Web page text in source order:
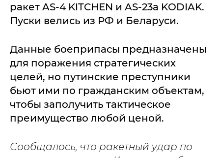
ракет AS-4 KITCHEN и AS-23a KODIAK.
Пуски велись из РФ и Беларуси.
Данные боеприпасы предназначены
для поражения стратегических
целей, но путинские преступники
бьют ими по гражданским объектам,
чтобы заполучить тактическое
преимущество любой ценой.
Сообщалось, что ракетный удар по